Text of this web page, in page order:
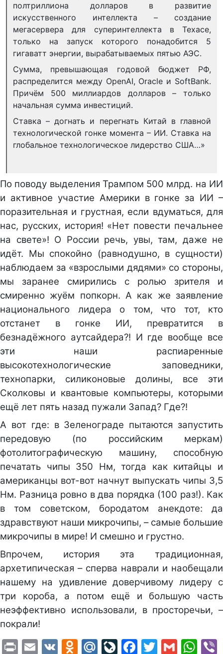
полтриллиона долларов в развитие
искусственного интеллекта – создание
мегасервера для суперинтеллекта в Техасе,
только на запуск которого понадобится 5
гигаватт энергии, вырабатываемых пятью АЭС.
Сумма, превышающая годовой бюджет РФ,
распределится между OpenAI, Oracle и SoftBank.
Причём 500 миллиардов долларов – только
начальная сумма инвестиций.
Ставка – догнать и перегнать Китай в главной
технологической гонке момента – ИИ. Ставка на
глобальное технологическое лидерство США…»
По поводу выделения Трампом 500 млрд. на ИИ
и активное участие Америки в гонке за ИИ –
поразительная и грустная, если вдуматься, для
нас, русских, история! «Нет повести печальнее
на свете»! О России речь, увы, там, даже не
идёт. Мы спокойно (равнодушно, в сущности)
наблюдаем за «взрослыми дядями» со стороны,
мы заранее смирились с ролью зрителя и
смиренно жуём попкорн. А как же заявление
национального лидера о том, что тот, кто
отстанет в гонке ИИ, превратится в
безнадёжного аутсайдера?! И где вообще все
эти наши распиаренные
высокотехнологические заповедники,
технопарки, силиконовые долины, все эти
Сколковы и квантовые компьютеры, которыми
ещё лет пять назад пужали Запад? Где?!
А вот где: в Зеленограде пытаются запустить
передовую (по российским меркам)
фотолитографическую машину, способную
печатать чипы 350 Нм, тогда как китайцы и
американцы вот-вот начнут выпускать чипы 3,5
Нм. Разница ровно в два порядка (100 раз!). Как
в том советском, бородатом анекдоте: да
здравствуют наши микрочипы, – самые большие
микрочипы в мире! И смешно и грустно.
Впрочем, история эта традиционная,
архетипическая – сперва наврали и наобещали
нашему на удивление доверчивому лидеру с
три короба, а потом ещё и большую часть
неэффективно использовали, в просторечьи, –
покрали!
PrintEmail
VK Odnoklassniki
Mail.Ru
LiveJournal
Facebook
Twitter
Gmail